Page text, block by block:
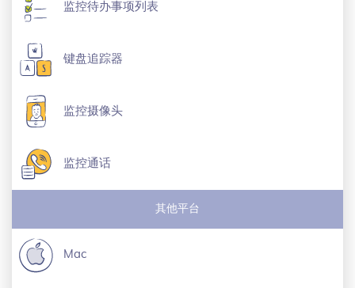
监控待办事项列表
键盘追踪器
监控摄像头
监控通话
其他平台
Mac